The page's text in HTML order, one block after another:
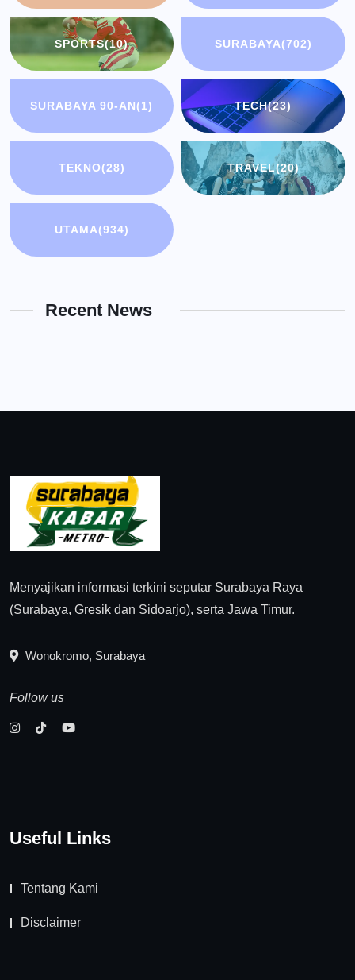
SPORTS(10) SURABAYA(702)
SURABAYA 90-AN(1) TECH(23)
TEKNO(28) TRAVEL(20)
UTAMA(934)
Recent News
Menyajikan informasi terkini seputar Surabaya Raya
(Surabaya, Gresik dan Sidoarjo), serta Jawa Timur.
Wonokromo, Surabaya
Follow us
Useful Links
Tentang Kami
Disclaimer